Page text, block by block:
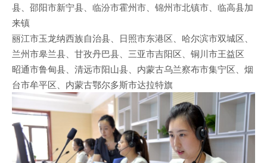
县、邵阳市新宁县、临汾市霍州市、锦州市北镇市、临高县加
来镇
丽江市玉龙纳西族自治县、日照市东港区、哈尔滨市双城区、
兰州市皋兰县、甘孜丹巴县、三亚市吉阳区、铜川市王益区
昭通市鲁甸县、清远市阳山县、内蒙古乌兰察布市集宁区、烟
台市牟平区、内蒙古鄂尔多斯市达拉特旗